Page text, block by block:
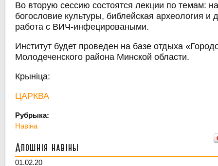
Во вторую сессию состоятся лекции по темам:
богословие культуры, библейская археология и
работа с ВИЧ-инфецироваными.
Институт будет проведен на базе отдыха
Молодеченского района Минской области.
Крыніца:
ЦАРКВА
Рубрыка:
Навіна
Апошнія навіны
01.02.20